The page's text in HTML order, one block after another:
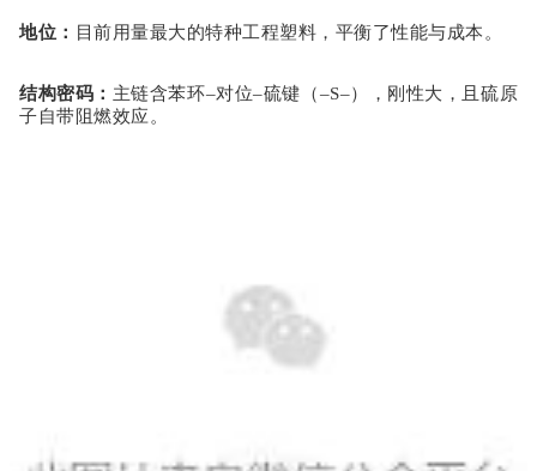
地位 ： 目前用量最大的特种工程塑料，平衡了性能与成本。
结构密码 ： 主链含苯环–对位–硫键 （–S–），刚性大，且硫原
子自带阻燃效应。